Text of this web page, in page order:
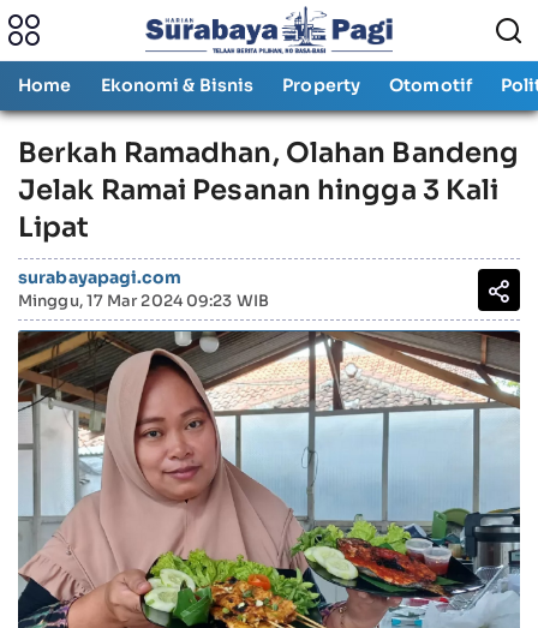
Home Ekonomi & Bisnis Property Otomotif
Berkah Ramadhan, Olahan Bandeng
Jelak Ramai Pesanan hingga 3 Kali
Lipat
surabayapagi.com
Minggu, 17 Mar 2024 09:23 WIB